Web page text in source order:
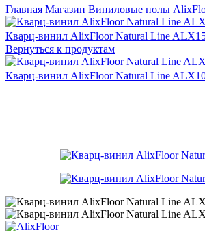
Главная Магазин Виниловые полы
Кварц-винил AlixFloor Natural Line
Вернуться к продуктам
Кварц-винил AlixFloor Natural Line